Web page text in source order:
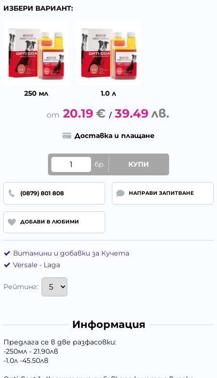
ИЗБЕРИ ВАРИАНТ:
250 мл 1.0 л
20.19 € / 39.49 лв.
Доставка и плащане
бр. КУПИ
(0879) 801 808 НАПРАВИ ЗАПИТВАНЕ
ДОБАВИ В ЛЮБИМИ
Витамини и добавки за Кучета
Versale - Laga
Рейтинг:
Информация
Предлага се в две разфасовки:
-250мл - 21.90лв
-1.0л -45.50лв